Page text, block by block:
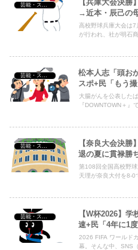
芸能・スポーツ・Youtuber
【兵庫大会決
→近本・辰己の
高校野球兵庫大会は
が行われ、社が明石
松本人志「頭お
スポ+民「もう
大腸がんを公表した
『DOWNTOWN＋』
【奈良大会決
退の夏に貫禄勝
第108回全国高校野
天理が奈良大付を8-0
【W杯2026】
速+民「4年に1
2026 FIFA ワールド
幕。そんな中、SNS（